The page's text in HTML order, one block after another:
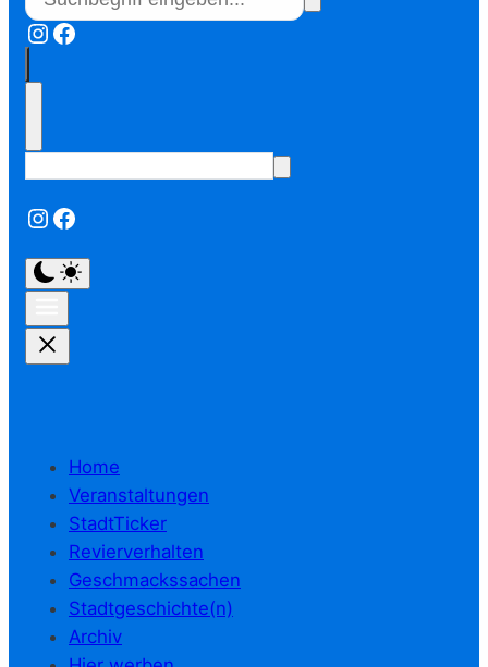
Instagram
Facebook
Instagram
Facebook
Home
Veranstaltungen
StadtTicker
Revierverhalten
Geschmackssachen
Stadtgeschichte(n)
Archiv